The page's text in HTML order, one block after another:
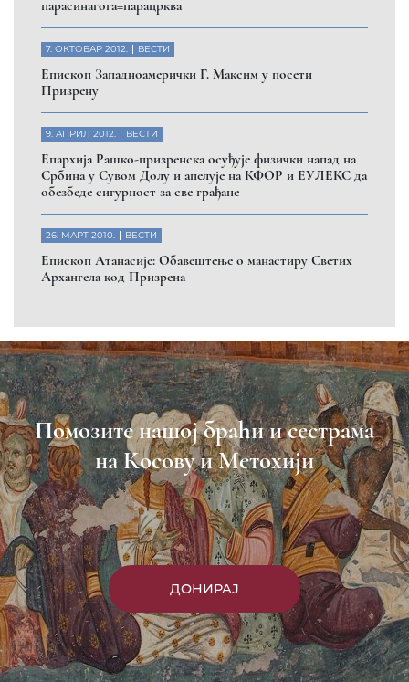
Помозите нашој браћи и сестрама
на Косову и Метохији
ДОНИРАЈ
Пријавите се на нашу мејл листу
Пријави се
Насловна
Манастири
Вести
Епархија
Саопштења
Парохије
Преносимо
Контакт